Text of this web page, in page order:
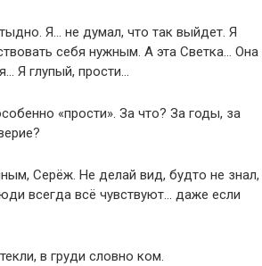
Я… не думал, что так выйдет. Я
себя нужным. А эта Светка… Она
Я глупый, прости…
«прости». За что? За годы, за
Серёж. Не делай вид, будто не знал,
всегда всё чувствуют… даже если
в груди словно ком.